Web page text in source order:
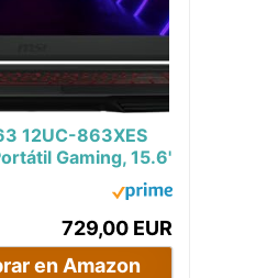
12UC-863XES
Gaming, 15.6'
729,00 EUR
en Amazon